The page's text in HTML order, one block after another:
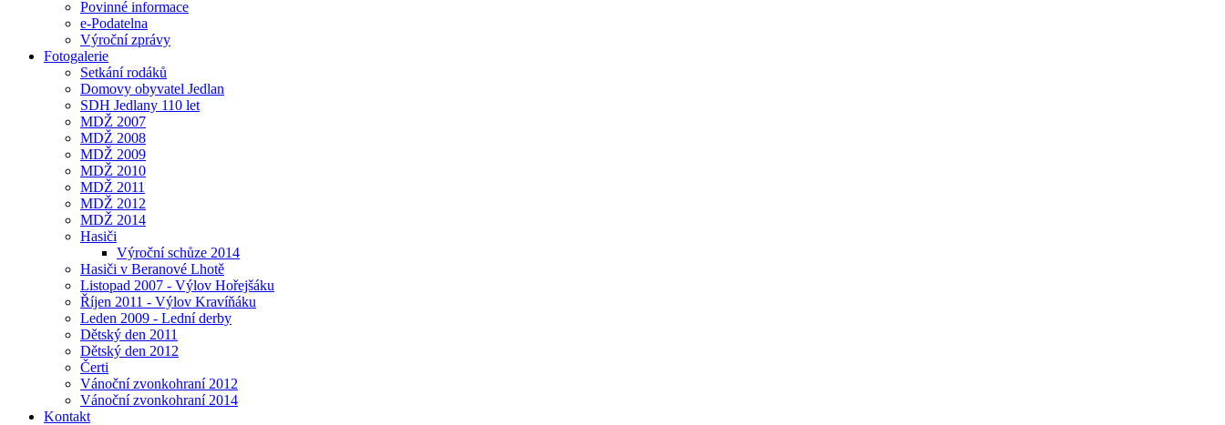
Povinné informace
e-Podatelna
Výroční zprávy
Fotogalerie
Setkání rodáků
Domovy obyvatel Jedlan
SDH Jedlany 110 let
MDŽ 2007
MDŽ 2008
MDŽ 2009
MDŽ 2010
MDŽ 2011
MDŽ 2012
MDŽ 2014
Hasiči
Výroční schůze 2014
Hasiči v Beranové Lhotě
Listopad 2007 - Výlov Hořejšáku
Říjen 2011 - Výlov Kravíňáku
Leden 2009 - Lední derby
Dětský den 2011
Dětský den 2012
Čerti
Vánoční zvonkohraní 2012
Vánoční zvonkohraní 2014
Kontakt